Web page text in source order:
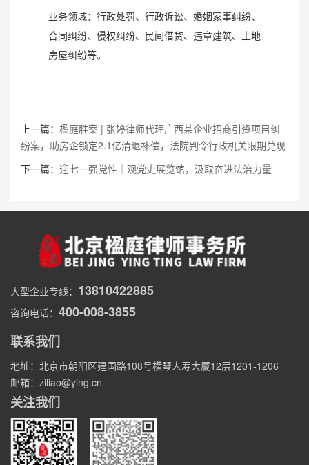
业务领域：行政处罚、行政诉讼、婚姻家事纠纷、
合同纠纷、侵权纠纷、民间借贷、违章建筑、土地
房屋纠纷等。
上一篇： 楹庭胜案 | 张婷律师代理广西某企业招商引资项目纠
纷案，助房企锁定2.1亿清退补偿，法院判令行政机关限期兑现
下一篇： 迎七一强党性｜观党史展览馆，汲取奋进法治力量
大型企业专线： 13810422885
咨询电话： 400-008-3855
联系我们
地址：北京市朝阳区建国路108号横琴人寿大厦12层1201-1206
邮箱：ziliao@ying.cn
关注我们